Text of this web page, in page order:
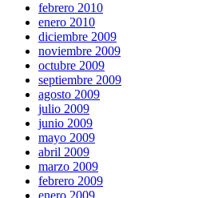
febrero 2010
enero 2010
diciembre 2009
noviembre 2009
octubre 2009
septiembre 2009
agosto 2009
julio 2009
junio 2009
mayo 2009
abril 2009
marzo 2009
febrero 2009
enero 2009